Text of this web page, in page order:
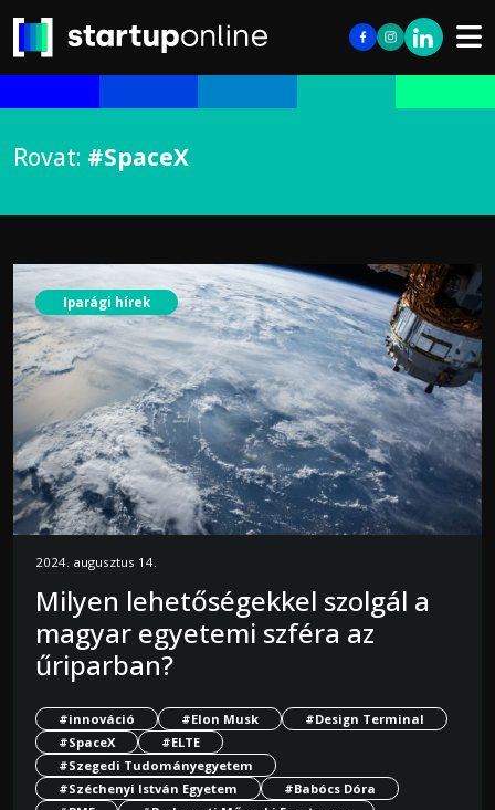
Rovat: #SpaceX
Iparági hírek
2024. augusztus 14.
Milyen lehetőségekkel szolgál a
magyar egyetemi szféra az
űriparban?
#innováció #Elon Musk
#Design Terminal
#SpaceX
#ELTE
#Szegedi Tudományegyetem
#Széchenyi István Egyetem
#Babócs Dóra